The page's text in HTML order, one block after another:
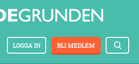
BLI MEDLEM
LOGGA IN